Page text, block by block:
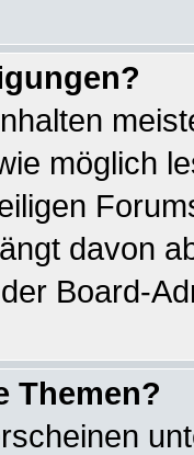
möglich
davon
Board-
Themen?